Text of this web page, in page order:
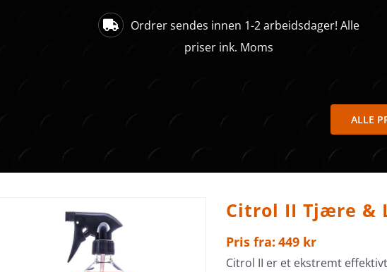
Ordrer sendes innen 1-2 arbeidsdager! Alle
priser ink. Moms
ALLE
Citrol II Tjære &
Pris fra: 449 kr
Citrol II er et ekstremt